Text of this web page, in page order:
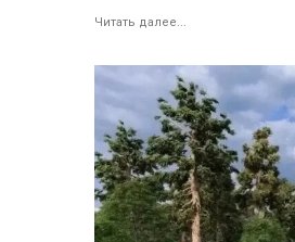
Читать далее...